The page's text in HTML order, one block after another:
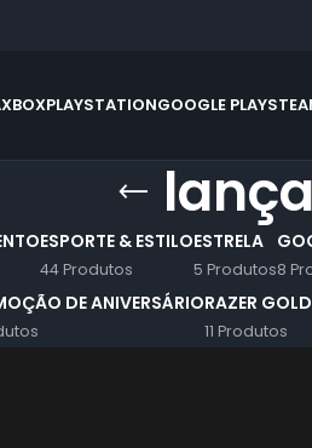
XBOXPLAYSTATIONGOOGLE PLAY
ESPORTE & ESTILO
44 Produtos
ESTRELA
5 Produtos8
DE ANIVERSÁRIORAZER GOLD
11 Produtos